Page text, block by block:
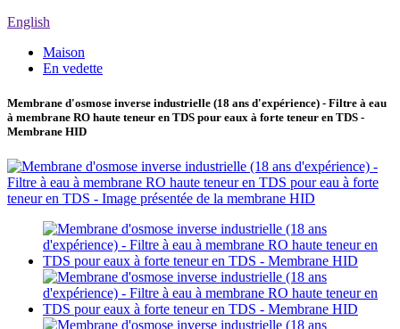
English
Maison
En vedette
Membrane d'osmose inverse industrielle (18 ans d'expérience) - Filtre à eau
à membrane RO haute teneur en TDS pour eaux à forte teneur en TDS -
Membrane HID